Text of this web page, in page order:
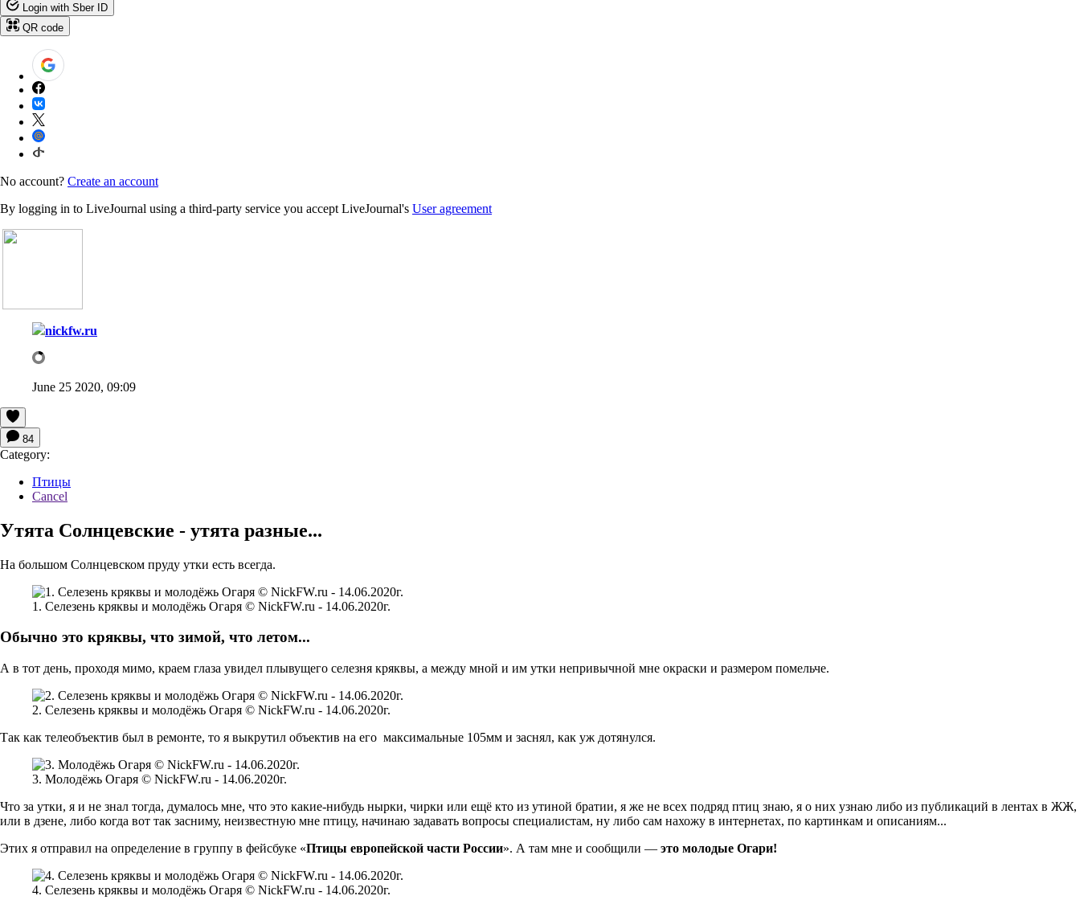
Login with Sber ID
QR code
No account? Create an account
By logging in to LiveJournal using a third-party service you accept LiveJournal's User agreement
nickfw.ru
June 25 2020, 09:09
84
Category:
Птицы
Cancel
Утята Солнцевские - утята разные...
На большом Солнцевском пруду утки есть всегда.
1. Селезень кряквы и молодёжь Огаря © NickFW.ru - 14.06.2020г.
Обычно это кряквы, что зимой, что летом...
А в тот день, проходя мимо, краем глаза увидел плывущего селезня кряквы, а между мной и им утки непривычной мне окраски и размером помельче.
2. Селезень кряквы и молодёжь Огаря © NickFW.ru - 14.06.2020г.
Так как телеобъектив был в ремонте, то я выкрутил объектив на его максимальные 105мм и заснял, как уж дотянулся.
3. Молодёжь Огаря © NickFW.ru - 14.06.2020г.
Что за утки, я и не знал тогда, думалось мне, что это какие-нибудь нырки, чирки или ещё кто из утиной братии, я же не всех подряд птиц знаю, я о них узнаю либо из публикаций в лентах в ЖЖ,
или в дзене, либо когда вот так засниму, неизвестную мне птицу, начинаю задавать вопросы специалистам, ну либо сам нахожу в интернетах, по картинкам и описаниям...
Этих я отправил на определение в группу в фейсбуке «Птицы европейской части России». А там мне и сообщили — это молодые Огари!
4. Селезень кряквы и молодёжь Огаря © NickFW.ru - 14.06.2020г.